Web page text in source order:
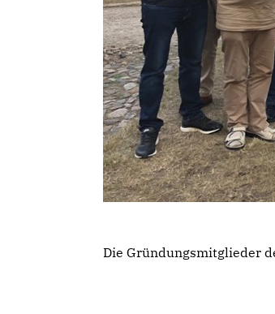
Die Gründungsmitglieder